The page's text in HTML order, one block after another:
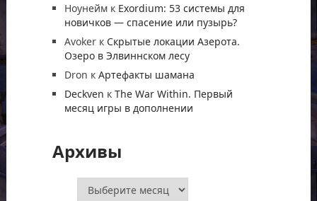
Ноунеймк Exordium: 53 системы для
новичков — спасение или пузырь?
Avokerк Скрытые локации Азерота.
Озеро в Элвиннском лесу
Dron к Артефакты шамана
Deckven к The War Within. Первый
месяц игры в дополнении
Архивы
Архивы